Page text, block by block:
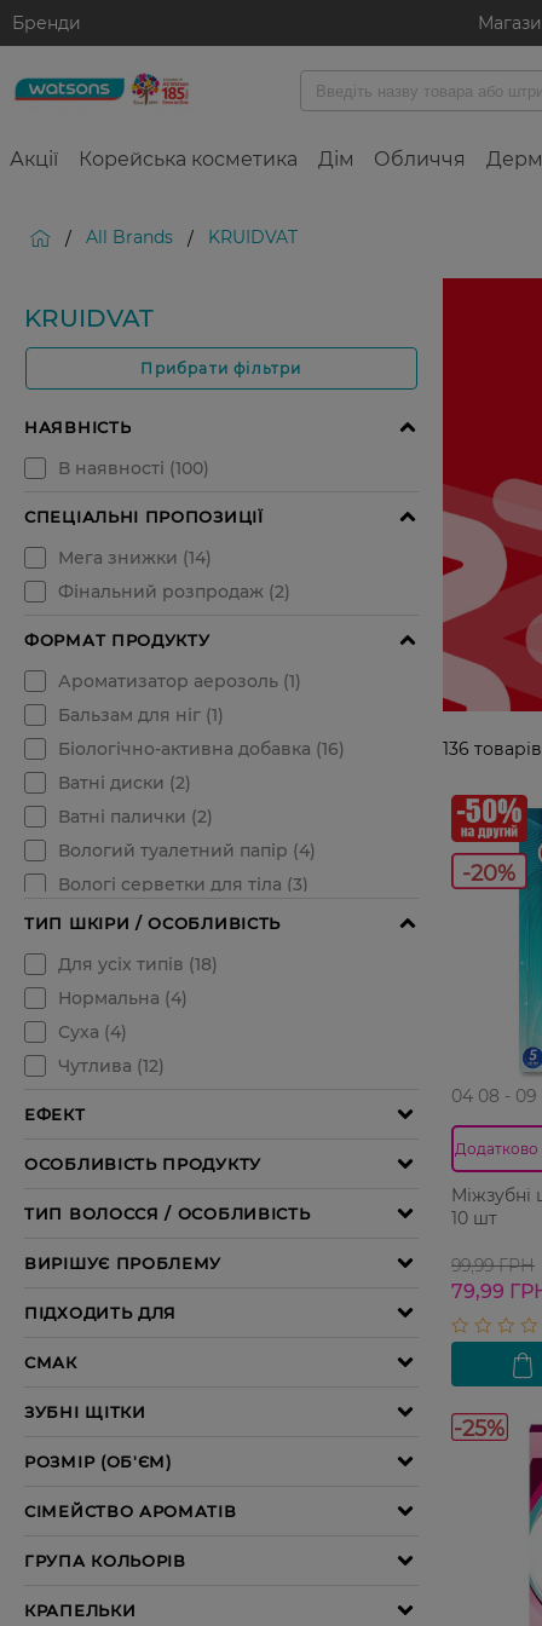
Бренди
Акції Корейська косметика Дім Обличчя
/ All Brands / KRUIDVAT
KRUIDVAT
Прибрати фільтри
136
-20%
04 08 - 09
Додатково
Міжзубні
10 шт
99,99 ГРН
79,99
-25%